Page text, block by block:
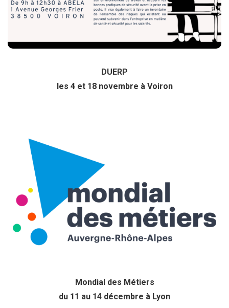
Cliquez ici pour plus d’info
DUERP
les 4 et 18 novembre à Voiron
Mondial des Métiers
Du 11 au 14 décembre
Cliquez ici pour plus d’info
Mondial des Métiers
du 11 au 14 décembre à Lyon